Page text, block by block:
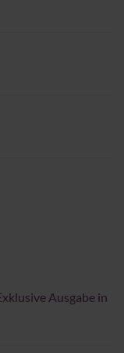
Ausgabe in